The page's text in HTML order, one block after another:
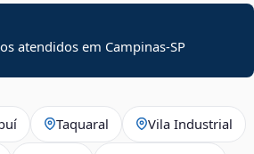
atendidos em Campinas-SP
Taquaral Vila Industrial